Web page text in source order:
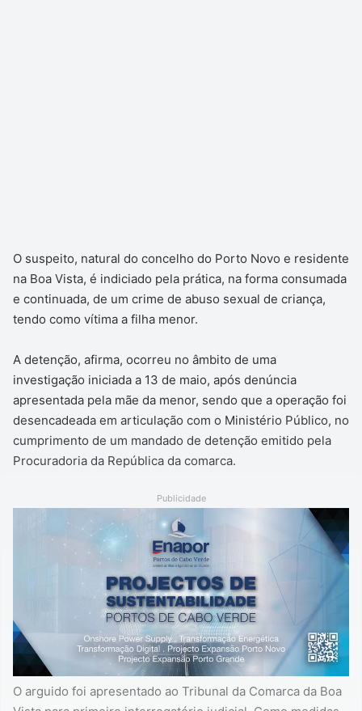
O suspeito, natural do concelho do Porto Novo e residente
na Boa Vista, é indiciado pela prática, na forma consumada
e continuada, de um crime de abuso sexual de criança,
tendo como vítima a filha menor.
A detenção, afirma, ocorreu no âmbito de uma
investigação iniciada a 13 de maio, após denúncia
apresentada pela mãe da menor, sendo que a operação foi
desencadeada em articulação com o Ministério Público, no
cumprimento de um mandado de detenção emitido pela
Procuradoria da República da comarca.
Publicidade
O arguido foi apresentado ao Tribunal da Comarca da Boa